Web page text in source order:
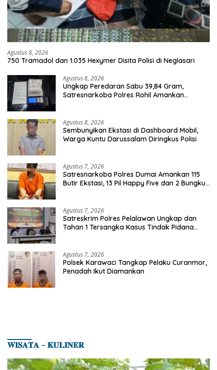
Agustus 8, 2026
750 Tramadol dan 1.035 Hexymer Disita Polisi di Neglasari
Agustus 8, 2026
Ungkap Peredaran Sabu 39,84 Gram,
Satresnarkoba Polres Rohil Amankan
Agustus 8, 2026
Sembunyikan Ekstasi di Dashboard Mobil,
Warga Kuntu Darussalam Diringkus Polisi
Agustus 7, 2026
Satresnarkoba Polres Dumai Amankan 115
Butir Ekstasi, 13 Pil Happy Five dan 2 Bungkus
Agustus 7, 2026
Satreskrim Polres Pelalawan Ungkap dan
Tahan 1 Tersangka Kasus Tindak Pidana
Agustus 7, 2026
Polsek Karawaci Tangkap Pelaku Curanmor,
Penadah Ikut Diamankan
𝐖𝐈𝐒𝐀𝐓𝐀 – 𝐊𝐔𝐋𝐈𝐍𝐄𝐑